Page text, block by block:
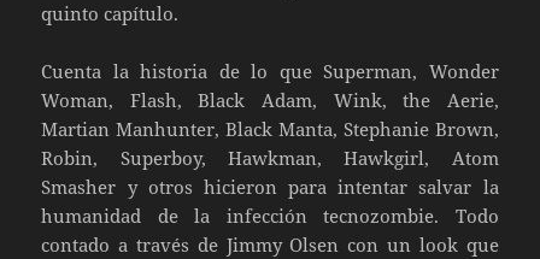
quinto capítulo.
Cuenta la historia de lo que Superman, Wonder
Woman, Flash, Black Adam, Wink, the Aerie,
Martian Manhunter, Black Manta, Stephanie Brown,
Robin, Superboy, Hawkman, Hawkgirl, Atom
Smasher y otros hicieron para intentar salvar la
humanidad de la infección tecnozombie. Todo
contado a través de Jimmy Olsen con un look que